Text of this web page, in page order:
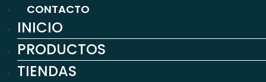
CONTACTO
INICIO
PRODUCTOS
TIENDAS